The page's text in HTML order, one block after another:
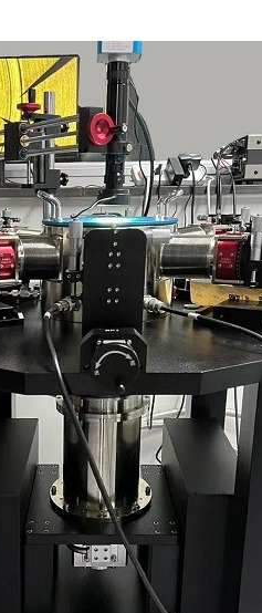
方块电阻测量系统
薄膜厚度仪
探针式轮廓仪
光学轮廓仪
纳米压痕仪